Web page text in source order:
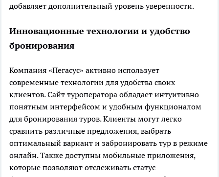
добавляет дополнительный уровень уверенности.
Инновационные технологии и удобство
бронирования
Компания «Пегасус» активно использует
современные технологии для удобства своих
клиентов. Сайт туроператора обладает интуитивно
понятным интерфейсом и удобным функционалом
для бронирования туров. Клиенты могут легко
сравнить различные предложения, выбрать
оптимальный вариант и забронировать тур в режиме
онлайн. Также доступны мобильные приложения,
которые позволяют отслеживать статус